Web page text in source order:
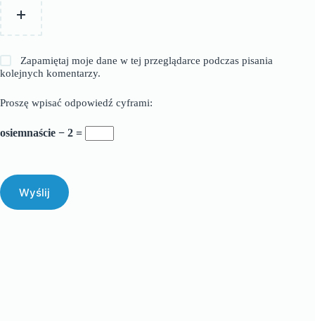
Zapamiętaj moje dane w tej przeglądarce podczas pisania
kolejnych komentarzy.
Proszę wpisać odpowiedź cyframi:
osiemnaście − 2 =
Wyślij